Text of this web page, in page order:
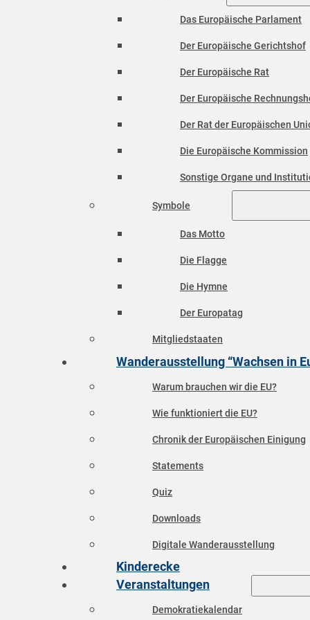
Das Europäische Parlament
Der Europäische Gerichtshof
Der Europäische Rat
Der Europäische
Der Rat der Europäischen
Die Europäische Kommission
Sonstige Organe und
Symbole
Das Motto
Die Flagge
Die Hymne
Der Europatag
Mitgliedstaaten
Wanderausstellung “Wachsen in
Warum brauchen wir die EU?
Wie funktioniert die EU?
Chronik der Europäischen Einigung
Statements
Quiz
Downloads
Digitale Wanderausstellung
Kinderecke
Veranstaltungen
Demokratiekalendar